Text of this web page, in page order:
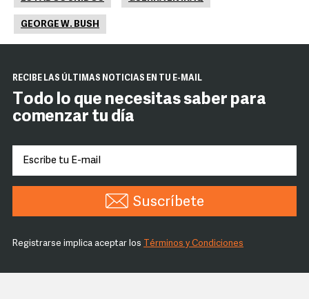
GEORGE W. BUSH
RECIBE LAS ÚLTIMAS NOTICIAS EN TU E-MAIL
Todo lo que necesitas saber para
comenzar tu día
Suscríbete
Registrarse implica aceptar los Términos y Condiciones